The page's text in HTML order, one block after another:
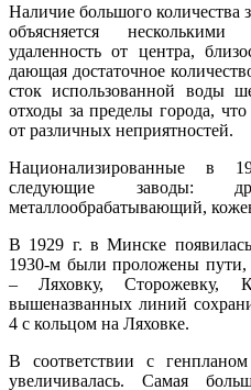
Наличие большого количества
объясняется несколькими
удаленность от центра,
дающая достаточное
сток использованной воды
отходы за пределы города, что
от различных неприятностей.
Национализированные в
следующие заводы:
металлообрабатывающий,
В 1929 г. в Минске
1930-м были проложены пути,
– Ляховку, Сторожевку,
вышеназванных линий
4 с кольцом на Ляховке.
В соответствии с
увеличивалась. Самая